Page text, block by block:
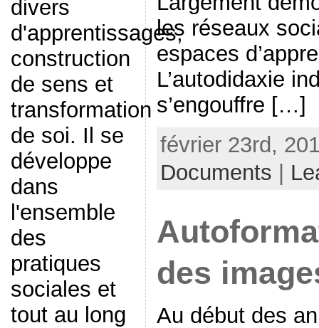
divers
d'apprentissages,
construction
de sens et
transformation
de soi. Il se
développe
dans
l'ensemble
des
pratiques
sociales et
tout au long
les réseaux
espaces
L’autodidaxie
s’engouffre […]
février 23rd,
Documents
des
Au début des